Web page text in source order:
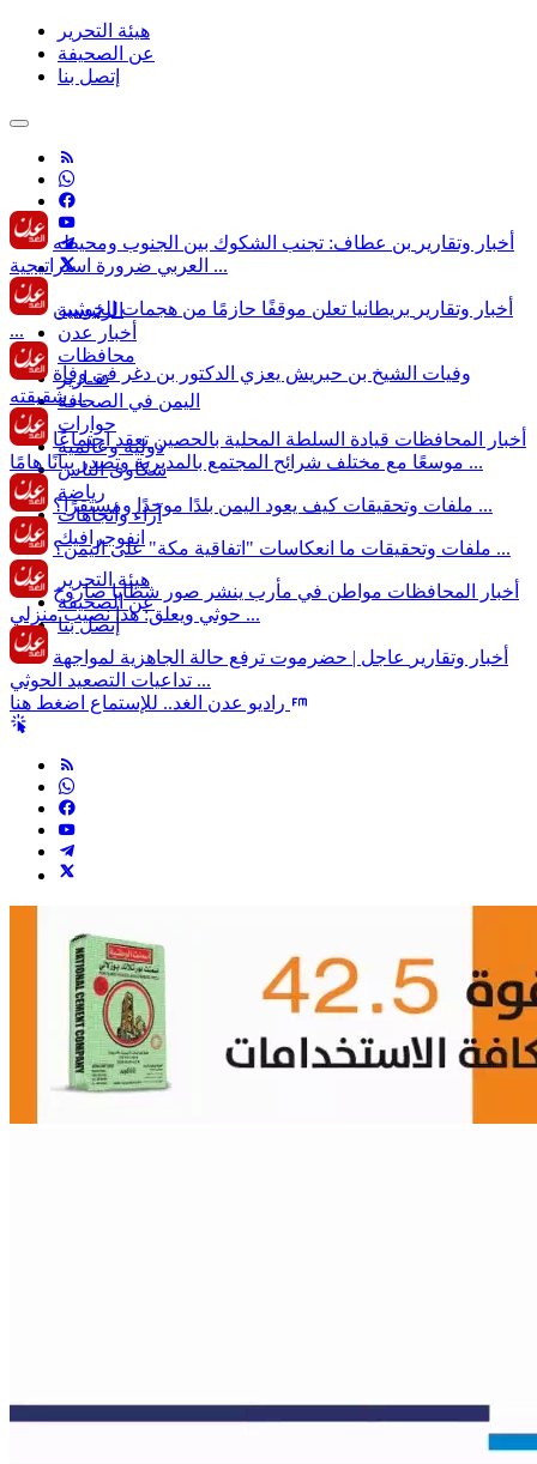
هيئة التحرير
عن الصحيفة
إتصل بنا
الرئيسية
أخبار عدن
محافظات
تقـارير
اليمن في الصحافة
حوارات
دولية وعالمية
شكاوى الناس
رياضة
آراء وأتجاهات
انفوجرافيك
هيئة التحرير
عن الصحيفة
إتصل بنا
أخبار وتقارير بن عطاف: تجنب الشكوك بين الجنوب ومحيطه
العربي ضرورة استراتيجية ...
أخبار وتقارير بريطانيا تعلن موقفًا حازمًا من هجمات الحوثيين
...
وفيات الشيخ بن حبريش يعزي الدكتور بن دغر في وفاة
شقيقته ...
أخبار المحافظات قيادة السلطة المحلية بالحصين تعقد اجتماعًا
موسعًا مع مختلف شرائح المجتمع بالمديرية وتصدر بيانًا هامًا ...
ملفات وتحقيقات كيف يعود اليمن بلدًا موحدًا ومستقرًا؟ ...
ملفات وتحقيقات ما انعكاسات "اتفاقية مكة" على اليمن؟ ...
أخبار المحافظات مواطن في مأرب ينشر صور شظايا صاروخ
حوثي ويعلق: هذا نصيب منزلي ...
أخبار وتقارير
عاجل | حضرموت ترفع حالة الجاهزية لمواجهة
تداعيات التصعيد الحوثي ...